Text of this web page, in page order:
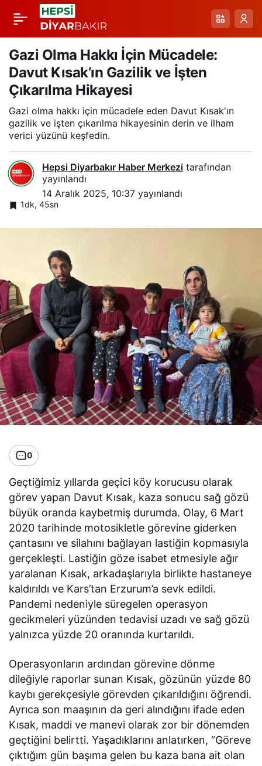
Gazi Olma Hakkı İçin Mücadele:
Davut Kısak’ın Gazilik ve İşten
Çıkarılma Hikayesi
Gazi olma hakkı için mücadele eden Davut Kısak'ın
gazilik ve işten çıkarılma hikayesinin derin ve ilham
verici yüzünü keşfedin.
Hepsi Diyarbakır Haber Merkezi tarafından
yayınlandı
14 Aralık 2025, 10:37 yayınlandı
1dk, 45sn
0
Geçtiğimiz yıllarda geçici köy korucusu olarak
görev yapan Davut Kısak, kaza sonucu sağ gözü
büyük oranda kaybetmiş durumda. Olay, 6 Mart
2020 tarihinde motosikletle görevine giderken
çantasını ve silahını bağlayan lastiğin kopmasıyla
gerçekleşti. Lastiğin göze isabet etmesiyle ağır
yaralanan Kısak, arkadaşlarıyla birlikte hastaneye
kaldırıldı ve Kars’tan Erzurum’a sevk edildi.
Pandemi nedeniyle süregelen operasyon
gecikmeleri yüzünden tedavisi uzadı ve sağ gözü
yalnızca yüzde 20 oranında kurtarıldı.
Operasyonların ardından görevine dönme
dileğiyle raporlar sunan Kısak, gözünün yüzde 80
kaybı gerekçesiyle görevden çıkarıldığını öğrendi.
Ayrıca son maaşının da geri alındığını ifade eden
Kısak, maddi ve manevi olarak zor bir dönemden
geçtiğini belirtti. Yaşadıklarını anlatırken, “Göreve
çıktığım gün başıma gelen bu kaza bana ait olan
Tunceli Depremi:
Yedisu Fayı ve
Bölgesel Riskler
Üzerine Uzman
Görüşü
Paylaş